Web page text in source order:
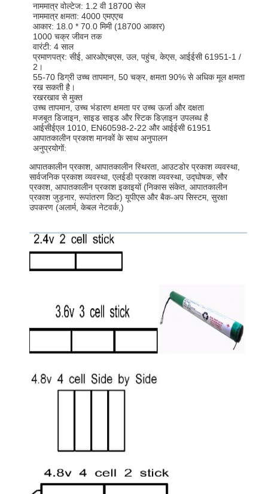
हमारे बारे में
नाममात्र वोल्टेज: 1.2 वी 18700 सेल
नाममात्र क्षमता: 4000 एमएएच
आकार: 18.0 * 70.0 मिमी (18700 आकार)
1000 चक्र जीवन तक
वारंटी: 4 साल
प्रमाणपत्र: सीई, आरओएचएस, उल, पहुंच, केएस, आईईसी 61951-1 /
2।
55-70 डिग्री उच्च तापमान, 50 चक्र, क्षमता 90% से अधिक मूल क्षमता
रख सकती है।
रखरखाव से मुक्त
उच्च तापमान, उच्च भंडारण क्षमता पर उच्च ऊर्जा और दक्षता
मजबूत डिजाइन, साइड साइड और स्टिक डिज़ाइन उपलब्ध है
आईसीईएल 1010, EN60598-2-22 और आईईसी 61951
आपातकालीन प्रकाश मानकों के साथ अनुपालन
अनुप्रयोगों:
आपातकालीन प्रकाश, आपातकालीन स्थिरता, आउटडोर प्रकाश व्यवस्था,
सार्वजनिक प्रकाश व्यवस्था, एलईडी प्रकाश व्यवस्था, उद्घोषक, सौर
प्रकाश, आपातकालीन प्रकाश इकाइयों (निकास संकेत, आपातकालीन
प्रकाश जुड़नार, रूपांतरण किट) यूपीएस और बैक-अप सिस्टम, सुरक्षा
उपकरण (अलार्म, केबल नेटवर्क,)